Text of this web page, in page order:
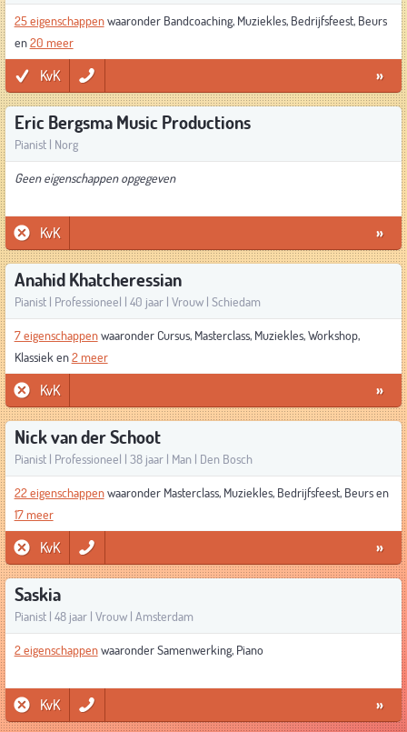
25 eigenschappenwaaronder Bandcoaching, Muziekles, Bedrijfsfeest, Beurs
en20 meer
KvK »
Eric Bergsma Music Productions
Pianist | Norg
Geen eigenschappen opgegeven
KvK »
Anahid Khatcheressian
Pianist | Professioneel | 40 jaar | Vrouw | Schiedam
7 eigenschappenwaaronder Cursus, Masterclass, Muziekles, Workshop,
Klassiek en2 meer
KvK »
Nick van der Schoot
Pianist | Professioneel | 38 jaar | Man | Den Bosch
22 eigenschappenwaaronder Masterclass, Muziekles, Bedrijfsfeest, Beurs en
17 meer
KvK »
Saskia
Pianist | 48 jaar | Vrouw | Amsterdam
2 eigenschappenwaaronder Samenwerking, Piano
KvK »